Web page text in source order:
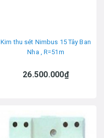
Kim thu sét Nimbus 15 Tây Ban
Nha , R=51m
26.500.000₫